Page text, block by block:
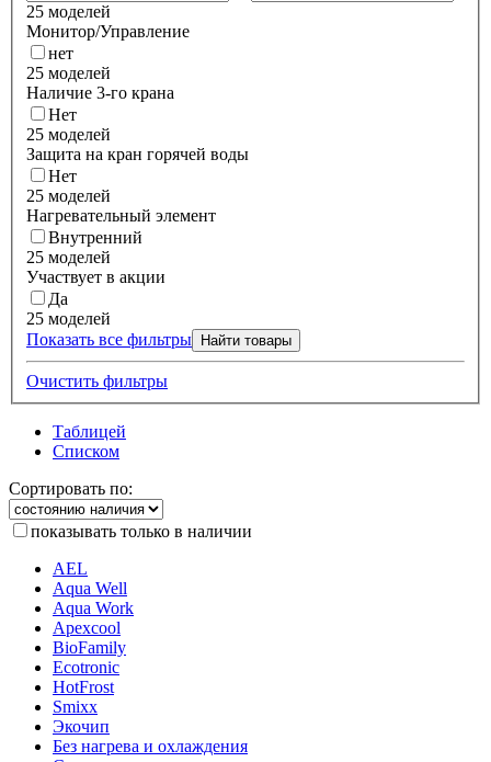
25 моделей
Монитор/Управление
нет
25 моделей
Наличие 3-го крана
Нет
25 моделей
Защита на кран горячей воды
Нет
25 моделей
Нагревательный элемент
Внутренний
25 моделей
Участвует в акции
Да
25 моделей
Показать все фильтры Найти товары
Очистить фильтры
Таблицей
Списком
Сортировать по:
показывать только в наличии
AEL
Aqua Well
Aqua Work
Apexcool
BioFamily
Ecotronic
HotFrost
Smixx
Экочип
Без нагрева и охлаждения